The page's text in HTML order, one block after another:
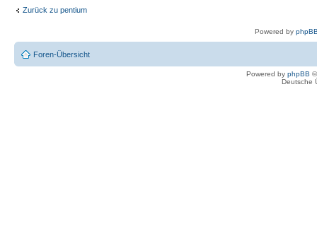
Zurück zu pentium
Powered by
Foren-Übersicht
Powered by phpBB
Deutsche